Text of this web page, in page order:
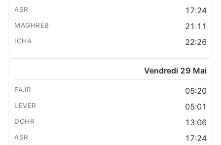
17:24
21:11
22:26
Vendredi 29 Mai
05:20
05:01
13:06
17:24